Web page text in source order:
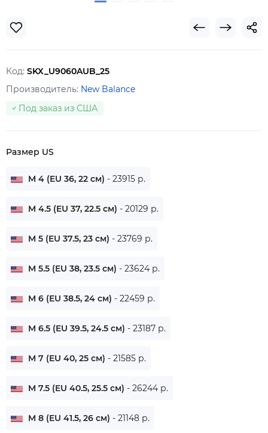
Код: SKX_U9060AUB_25
Производитель: New Balance
Под заказ из США
Размер US
M 4 (EU 36, 22 см) - 23915 р.
M 4.5 (EU 37, 22.5 см) - 20129 р.
M 5 (EU 37.5, 23 см) - 23769 р.
M 5.5 (EU 38, 23.5 см) - 23624 р.
M 6 (EU 38.5, 24 см) - 22459 р.
M 6.5 (EU 39.5, 24.5 см) - 23187 р.
M 7 (EU 40, 25 см) - 21585 р.
M 7.5 (EU 40.5, 25.5 см) - 26244 р.
M 8 (EU 41.5, 26 см) - 21148 р.